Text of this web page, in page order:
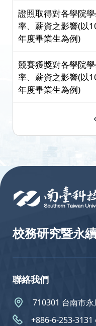
證照取得對各學院
率、薪資之影響(以
年度畢業生為例)
競賽獲獎對各學院
率、薪資之影響(以
年度畢業生為例)
校務研究暨永
聯絡我們
710301 台南市
+886-6-253-3131